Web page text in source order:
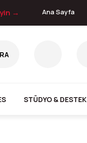
→ Ana Sayfa
STÜDYO & DESTEK